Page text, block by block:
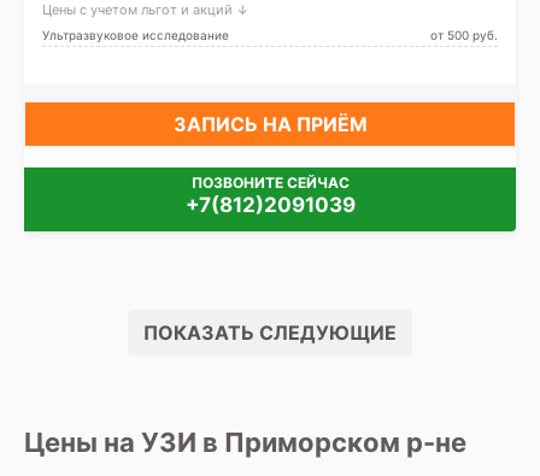
Просвещения, Старая
Деревня, Беговая
Цены с учетом льгот и акций ↓
Ультразвуковое исследование от 500 pуб.
ЗАПИСЬ НА ПРИЁМ
ПОЗВОНИТЕ СЕЙЧАС
+7(812)2091039
ПОКАЗАТЬ СЛЕДУЮЩИЕ
Цены на УЗИ в Приморском р-не